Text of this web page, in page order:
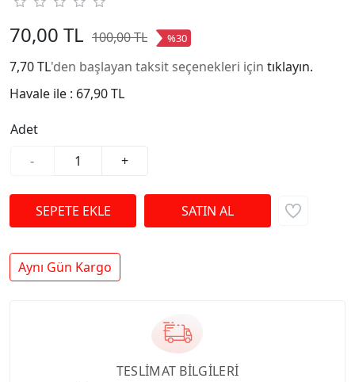
70,00 TL 100,00 TL %30
7,70 TL'den başlayan taksit seçenekleri için tıklayın.
Havale ile : 67,90 TL
Adet
-
+
Aynı Gün Kargo
TESLİMAT BİLGİLERİ